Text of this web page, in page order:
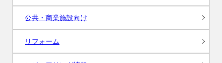
公共・商業施設向け
リフォーム